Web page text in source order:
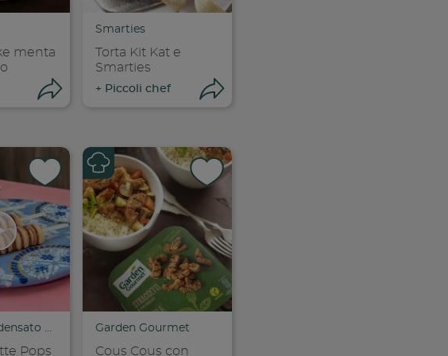
su facebook
menta
Apri condivisione
su facebook
Copia link
Smarties
Torta Kit Kat e
Smarties
+ Piccoli chef
Condividi su
Copia link
Il Latte Condensato Nestlé
Pops
Garden Gourmet
Cous Cous con